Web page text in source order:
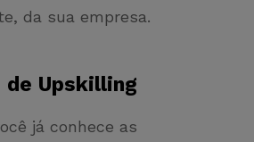
da sua empresa.
de Upskilling
já conhece as